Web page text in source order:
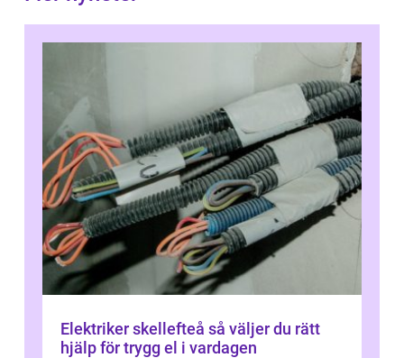
Elektriker skellefteå så väljer du rätt
hjälp för trygg el i vardagen